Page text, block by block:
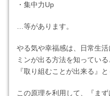
・集中力Up
…等があります。
やる気や幸福感は、日常生
ミンが出る方法を知ってい
『取り組むことが出来る』
この原理を利用して、『ま